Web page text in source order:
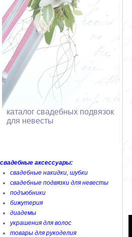
каталог свадебных подвязок
для невесты
свадебные аксессуары:
свадебные накидки, шубки
свадебные подвязки для невесты
подъюбники
бижутерия
диадемы
украшения для волос
товары для рукоделия